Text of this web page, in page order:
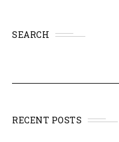
SEARCH
RECENT POSTS